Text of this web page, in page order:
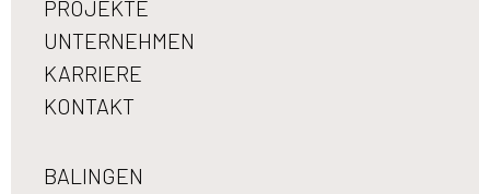
PROJEKTE
UNTERNEHMEN
KARRIERE
KONTAKT
BALINGEN